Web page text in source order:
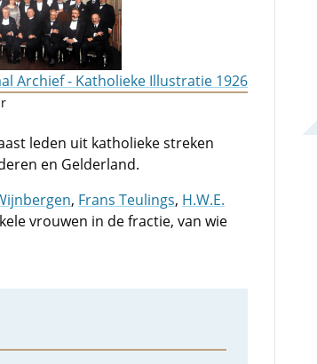
Archief - Katholieke Illustratie 1926
leden uit katholieke streken
en Gelderland.
, Frans Teulings, H.W.E.
vrouwen in de fractie, van wie